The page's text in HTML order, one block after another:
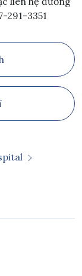
291-3351